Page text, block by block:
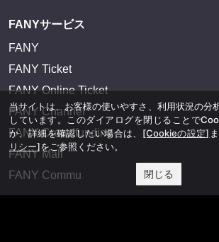
FANYサービス
FANY
FANY Ticket
FANY Online Ticket
FANY Channel
FANY Crowdfunding
FANY Mall
FANY Commu
当サイトは、お客様の使いやすさ、利用状況の分
しています。このダイアログを閉じることで
か、詳細を確認したい場合は、 [Cookieの設定]
リシー]をご参照ください。
閉じる